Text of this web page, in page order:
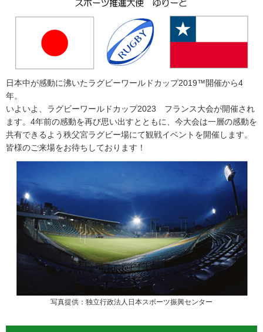
日本中が感動に沸いたラグビーワールドカップ2019™開催から4
年。
いよいよ、ラグビーワールドカップ2023 フランス大会が開催され
ます。4年前の感動を再び思い出すとともに、今大会は一層の感動を
共有できるよう秩父宮ラグビー場にて観戦イベントを開催します。
皆様のご来場をお待ちしております！
写真提供：独立行政法人日本スポーツ振興センター